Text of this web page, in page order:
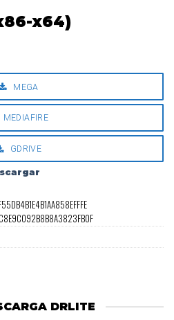
x64)
MEGA
MEDIAFIRE
GDRIVE
DRLITE